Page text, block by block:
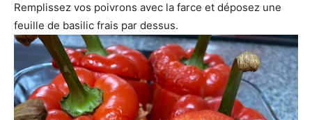
Remplissez vos poivrons avec la farce et déposez une
feuille de basilic frais par dessus.